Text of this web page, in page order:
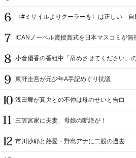
〈#ミサイルよりクーラーを〉は正しい
ICANノーベル賞授賞式を日本マスコミが無
小倉優香の番組中「辞めさせてください」
東野圭吾が元少年A手記めぐり抗議
浅田舞が真央との不仲は母のせいと告白
三笠宮家に夫妻、母娘の断絶が！
市川沙耶と熱愛・野島アナに二股の過去